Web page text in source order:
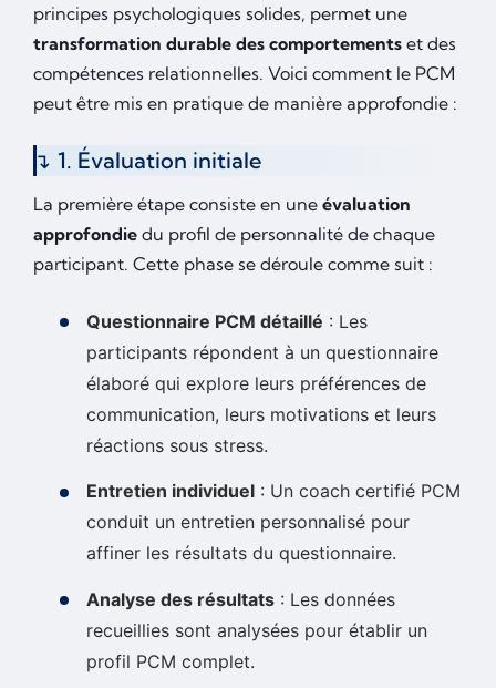
principes psychologiques solides, permet une
transformation durable des comportements et des
compétences relationnelles. Voici comment le PCM
peut être mis en pratique de manière approfondie :
1. Évaluation initiale
La première étape consiste en une évaluation
approfondie du profil de personnalité de chaque
participant. Cette phase se déroule comme suit :
Questionnaire PCM détaillé : Les
participants répondent à un questionnaire
élaboré qui explore leurs préférences de
communication, leurs motivations et leurs
réactions sous stress.
Entretien individuel : Un coach certifié PCM
conduit un entretien personnalisé pour
affiner les résultats du questionnaire.
Analyse des résultats : Les données
recueillies sont analysées pour établir un
profil PCM complet.